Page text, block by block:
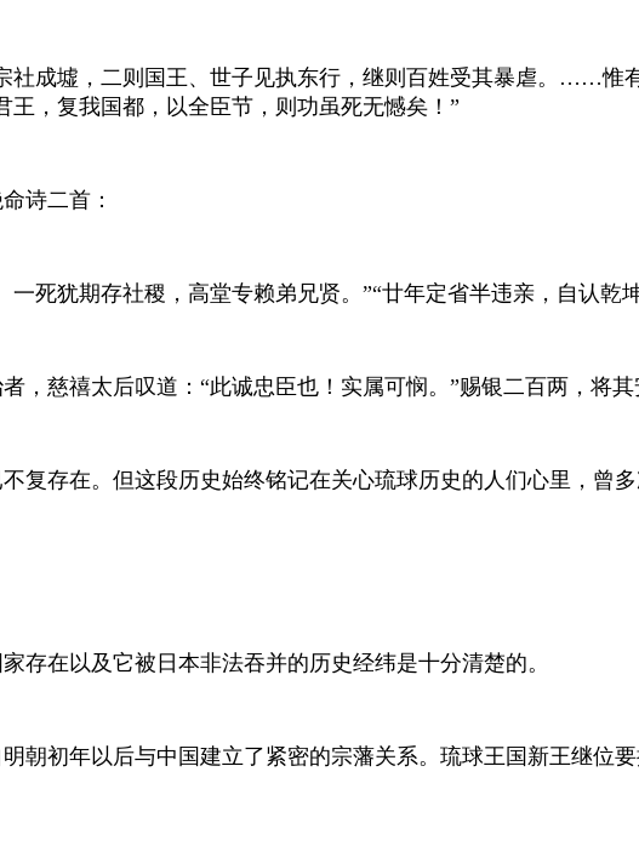
成墟，二则国王、世子见执东行，继则百姓受其暴虐。……惟
王，复我国都，以全臣节，则功虽死无憾矣！”
诗二首：
一死犹期存社稷，高堂专赖弟兄贤。”“廿年定省半违亲，自认乾
，慈禧太后叹道：“此诚忠臣也！实属可悯。”赐银二百两，将其
复存在。但这段历史始终铭记在关心琉球历史的人们心里，曾
存在以及它被日本非法吞并的历史经纬是十分清楚的。
朝初年以后与中国建立了紧密的宗藩关系。琉球王国新王继位